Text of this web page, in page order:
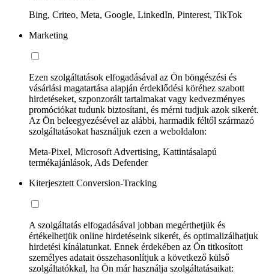
Bing, Criteo, Meta, Google, LinkedIn, Pinterest, TikTok
Marketing
Ezen szolgáltatások elfogadásával az Ön böngészési és
vásárlási magatartása alapján érdeklődési köréhez szabott
hirdetéseket, szponzorált tartalmakat vagy kedvezményes
promóciókat tudunk biztosítani, és mérni tudjuk azok sikerét.
Az Ön beleegyezésével az alábbi, harmadik féltől származó
szolgáltatásokat használjuk ezen a weboldalon:
Meta-Pixel, Microsoft Advertising, Kattintásalapú
termékajánlások, Ads Defender
Kiterjesztett Conversion-Tracking
A szolgáltatás elfogadásával jobban megérthetjük és
értékelhetjük online hirdetéseink sikerét, és optimalizálhatjuk
hirdetési kínálatunkat. Ennek érdekében az Ön titkosított
személyes adatait összehasonlítjuk a következő külső
szolgáltatókkal, ha Ön már használja szolgáltatásaikat: